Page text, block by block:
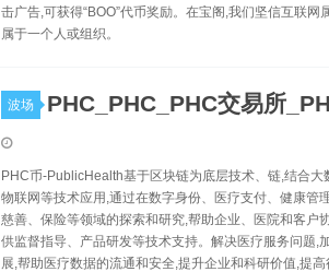
击广告,可获得“BOO”代币奖励。在宝阁,我们坚信互联网
属于一个人或组织。
波场 PHC_PHC_PHC交易所
PHC币-PublicHealth基于区块链为底层技术、链,结合大
物联网等技术应用,通过在数字身份、医疗支付、健康管
慈善、保险等领域的探索和研究,帮助企业、医院和客户
供监督指导、产品研发等技术支持。解决医疗服务问题,
展,帮助医疗数据的流通和安全,提升企业和科研价值,提高